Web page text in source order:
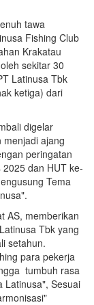
tawa
Fishing Club
Krakatau
sekitar 30
Latinusa Tbk
ketiga) dari
digelar
menjadi ajang
peringatan
dan HUT ke-
Tema
AS, memberikan
Tbk yang
setahun.
para pekerja
tumbuh rasa
Latinusa", Sesuai